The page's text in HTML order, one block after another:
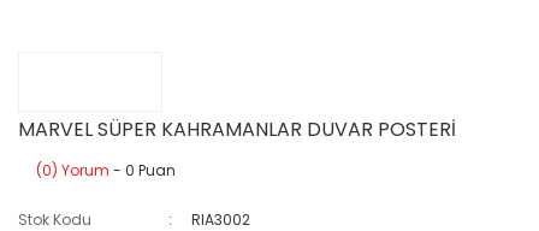
MARVEL SÜPER KAHRAMANLAR DUVAR POSTERİ
(0) Yorum - 0 Puan
Stok Kodu
RIA3002